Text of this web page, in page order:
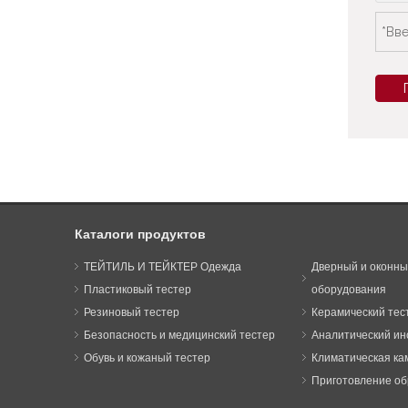
Каталоги продуктов
ТЕЙТИЛЬ И ТЕЙКТЕР Одежда
Пластиковый тестер
Резиновый тестер
Безопасность и медицинский тестер
Обувь и кожаный тестер
Дверный и
оборудования
Керамический
Аналитический
Климатическая
Приготовление